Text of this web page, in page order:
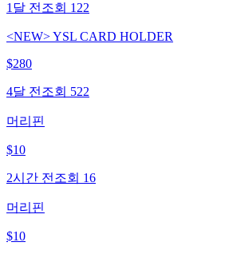
1달 전 조회 122
<NEW> YSL CARD HOLDER
$280
4달 전 조회 522
머리핀
$10
2시간 전 조회 16
머리핀
$10